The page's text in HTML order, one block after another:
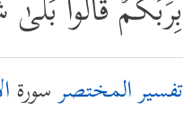
بِرَبِّكُمۡۖ قَالُواْ
تفسير المختصرسورة